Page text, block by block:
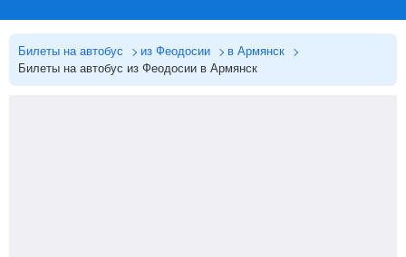
Билеты на автобус из Феодосии
в Армянск
Билеты на автобус из Феодосии в Армянск